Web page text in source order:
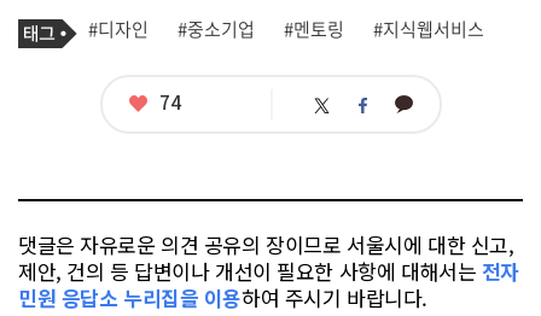
기
사
태
그
#디자인 #중소기업 #멘토링 #지식웹서비스
좋
74 트 페 카
댓글은 자유로운 의견 공유의 장이므로 서울시에 대한 신고,
제안, 건의 등 답변이나 개선이 필요한 사항에 대해서는 전자
민원 응답소 누리집을 이용하여 주시기 바랍니다.